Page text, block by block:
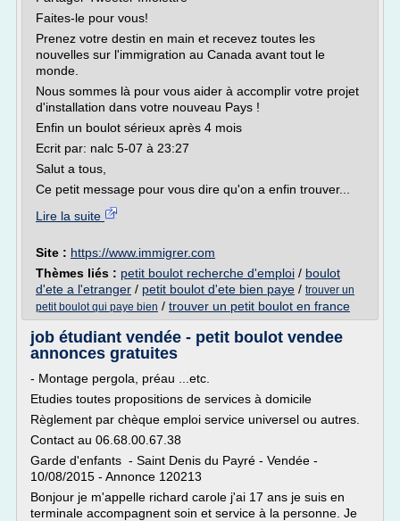
Faites-le pour vous!
Prenez votre destin en main et recevez toutes les
nouvelles sur l'immigration au Canada avant tout le
monde.
Nous sommes là pour vous aider à accomplir votre projet
d'installation dans votre nouveau Pays !
Enfin un boulot sérieux après 4 mois
Ecrit par: nalc 5-07 à 23:27
Salut a tous,
Ce petit message pour vous dire qu'on a enfin trouver...
Lire la suite
Site : https://www.immigrer.com
Thèmes liés : petit boulot recherche d'emploi / boulot
d'ete a l'etranger / petit boulot d'ete bien paye / trouver un
petit boulot qui paye bien / trouver un petit boulot en france
job étudiant vendée - petit boulot vendee
annonces gratuites
- Montage pergola, préau ...etc.
Etudies toutes propositions de services à domicile
Règlement par chèque emploi service universel ou autres.
Contact au 06.68.00.67.38
Garde d'enfants - Saint Denis du Payré - Vendée -
10/08/2015 - Annonce 120213
Bonjour je m'appelle richard carole j'ai 17 ans je suis en
terminale accompagnent soin et service à la personne. Je